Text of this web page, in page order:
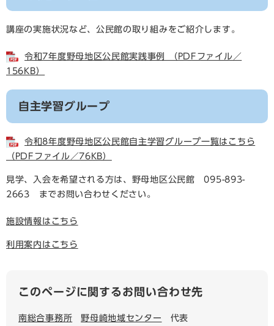
講座の実施状況など、公民館の取り組みをご紹介します。
令和7年度野母地区公民館実践事例 （PDFファイル／
156KB）
自主学習グループ
令和8年度野母地区公民館自主学習グループ一覧はこちら
（PDFファイル／76KB）
見学、入会を希望される方は、野母地区公民館 095-893-
2663 までお問い合わせください。
施設情報はこちら
利用案内はこちら
このページに関するお問い合わせ先
南総合事務所 野母崎地域センター 代表